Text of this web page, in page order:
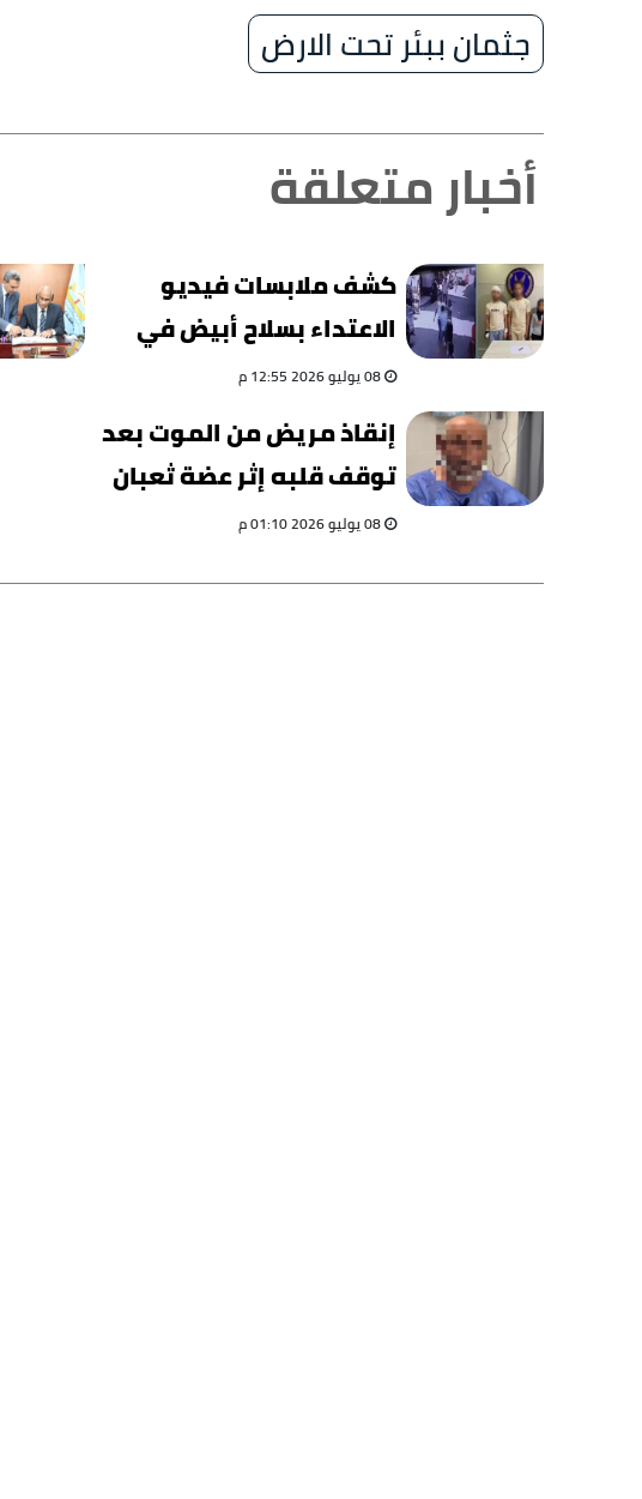
جثمان ببئر تحت الارض
أخبار متعلقة
كشف ملابسات فيديو
الاعتداء بسلاح أبيض في
الإسكندرية.. وضبط طرفي
المشاجرة
08 يوليو 2026 12:55 م
إنقاذ مريض من الموت بعد
توقف قلبه إثر عضة ثعبان
داخل حميات بنها
08 يوليو 2026 01:10 م